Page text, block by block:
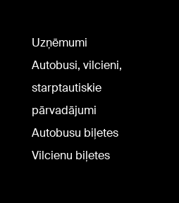
Uzņēmumi
Autobusi, vilcieni,
starptautiskie
pārvadājumi
Autobusu biļetes
Vilcienu biļetes